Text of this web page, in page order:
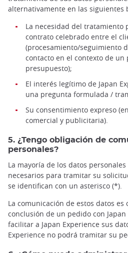
alternativamente en las siguientes
La necesidad del tratamiento
contrato celebrado entre el
(procesamiento/seguimiento
contacto en el contexto de
presupuesto);
El interés legítimo de Japan
una pregunta formulada /
Su consentimiento expreso
comercial y publicitaria).
5. ¿Tengo obligación de
personales?
La mayoría de los datos
necesarios para tramitar su
se identifican con un asterisco (*).
La comunicación de estos datos
conclusión de un pedido con Japan
facilitar a Japan Experience sus
Experience no podrá tramitar su